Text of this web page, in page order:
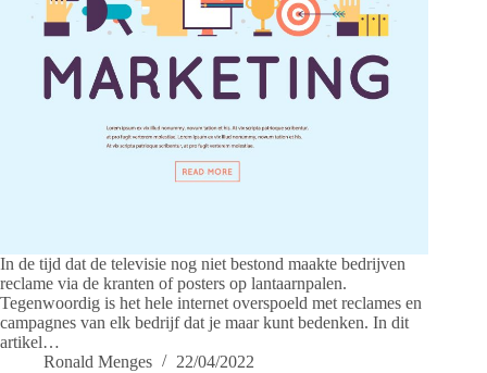
In de tijd dat de televisie nog niet bestond maakte bedrijven
reclame via de kranten of posters op lantaarnpalen.
Tegenwoordig is het hele internet overspoeld met reclames en
campagnes van elk bedrijf dat je maar kunt bedenken. In dit
artikel…
Ronald Menges
22/04/2022